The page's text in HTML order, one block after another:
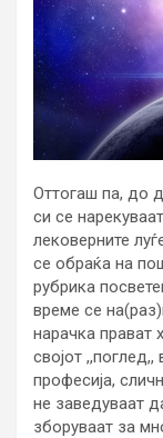
Оттогаш па, до
си се
лековерните
се обраќа на
рубрика
време се
нарачка прават
својот
професија,
не заведуваат
зборуваат за